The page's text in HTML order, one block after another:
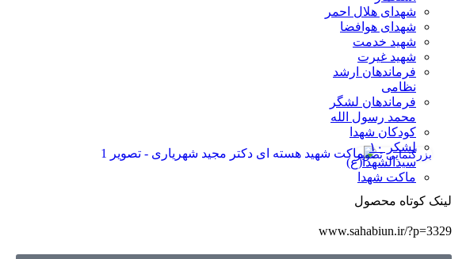
شهدای هلال احمر
شهدای هوافضا
شهید خدمت
شهید غیرت
فرماندهان ارشد
نظامی
فرماندهان لشگر
محمد رسول الله
کودکان شهدا
لشکر ۱۰
سیدالشهدا(ع)
ماکت شهدا
بزرگنمایی تصویر
لینک کوتاه محصول
www.sahabiun.ir/?p=3329